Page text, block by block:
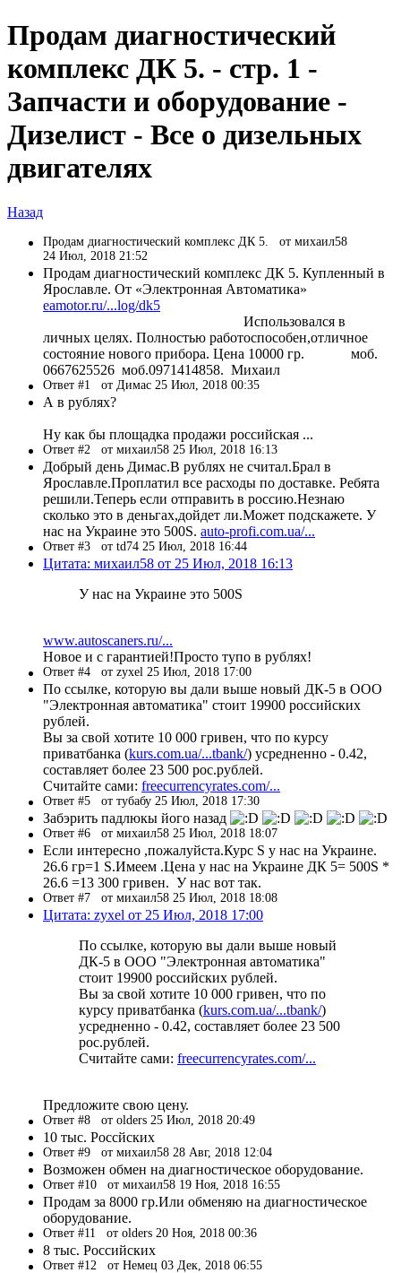
Продам диагностический
комплекс ДК 5. - стр. 1 -
Запчасти и оборудование -
Дизелист - Все о дизельных
двигателях
Назад
Продам диагностический комплекс ДК 5. от михаил58
24 Июл, 2018 21:52
Продам диагностический комплекс ДК 5. Купленный в
Ярославле. От «Электронная Автоматика»
eamotor.ru/...log/dk5
Использовался в
личных целях. Полностью работоспособен,отличное
состояние нового прибора. Цена 10000 гр. моб.
0667625526 моб.0971414858. Михаил
Ответ #1 от Димас 25 Июл, 2018 00:35
А в рублях?
Ну как бы площадка продажи российская ...
Ответ #2 от михаил58 25 Июл, 2018 16:13
Добрый день Димас.В рублях не считал.Брал в
Ярославле.Проплатил все расходы по доставке. Ребята
решили.Теперь если отправить в россию.Незнаю
сколько это в деньгах,дойдет ли.Может подскажете. У
нас на Украине это 500S. auto-profi.com.ua/...
Ответ #3 от td74 25 Июл, 2018 16:44
Цитата: михаил58 от 25 Июл, 2018 16:13
У нас на Украине это 500S
www.autoscaners.ru/...
Новое и с гарантией!Просто тупо в рублях!
Ответ #4 от zyxel 25 Июл, 2018 17:00
По ссылке, которую вы дали выше новый ДК-5 в ООО
"Электронная автоматика" стоит 19900 российских
рублей.
Вы за свой хотите 10 000 гривен, что по курсу
приватбанка (kurs.com.ua/...tbank/) усредненно - 0.42,
составляет более 23 500 рос.рублей.
Считайте сами: freecurrencyrates.com/...
Ответ #5 от тубабу 25 Июл, 2018 17:30
Забэрить падлюкы його назад
Ответ #6 от михаил58 25 Июл, 2018 18:07
Если интересно ,пожалуйста.Курс S у нас на Украине.
26.6 гр=1 S.Имеем .Цена у нас на Украине ДК 5= 500S *
26.6 =13 300 гривен. У нас вот так.
Ответ #7 от михаил58 25 Июл, 2018 18:08
Цитата: zyxel от 25 Июл, 2018 17:00
По ссылке, которую вы дали выше новый
ДК-5 в ООО "Электронная автоматика"
стоит 19900 российских рублей.
Вы за свой хотите 10 000 гривен, что по
курсу приватбанка (kurs.com.ua/...tbank/)
усредненно - 0.42, составляет более 23 500
рос.рублей.
Считайте сами: freecurrencyrates.com/...
Предложите свою цену.
Ответ #8 от olders 25 Июл, 2018 20:49
10 тыс. Россйских
Ответ #9 от михаил58 28 Авг, 2018 12:04
Возможен обмен на диагностическое оборудование.
Ответ #10 от михаил58 19 Ноя, 2018 16:55
Продам за 8000 гр.Или обменяю на диагностическое
оборудование.
Ответ #11 от olders 20 Ноя, 2018 00:36
8 тыс. Российских
Ответ #12 от Немец 03 Дек, 2018 06:55